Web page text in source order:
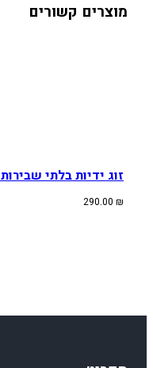
מוצרים קשורים
זוג ידיות בלתי שבירות HONDA CRF 250/450 07-24
290.00 ₪